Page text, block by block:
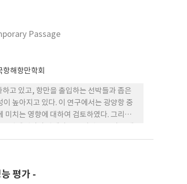
Passage
항해항만학회
고 있고, 항만을 출입하는 선박들과 좁은
높아지고 있다. 이 연구에서는 광양항 중
미치는 영향에 대하여 검토하였다. 그리고
안전운항 방안에 관하여 고찰하였다.
평가 -